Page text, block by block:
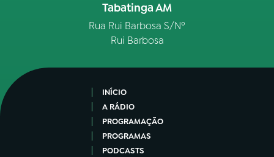
Tabatinga AM
Rua Rui Barbosa S/Nº
Rui Barbosa
INÍCIO
A RÁDIO
PROGRAMAÇÃO
PROGRAMAS
PODCASTS